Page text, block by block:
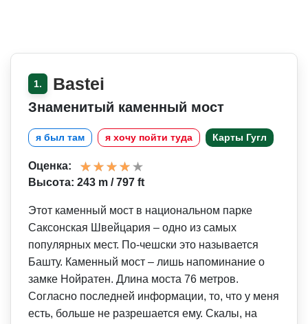
1. Bastei
Знаменитый каменный мост
я был там я хочу пойти туда Карты Гугл
Оценка:
Высота: 243 m / 797 ft
Этот каменный мост в национальном парке
Саксонская Швейцария – одно из самых
популярных мест. По-чешски это называется
Башту. Каменный мост – лишь напоминание о
замке Нойратен. Длина моста 76 метров.
Согласно последней информации, то, что у меня
есть, больше не разрешается ему. Скалы, на